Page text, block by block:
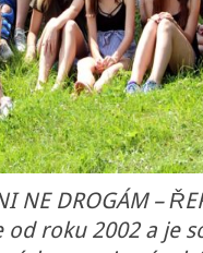
NE DROGÁM –
roku 2002 a je